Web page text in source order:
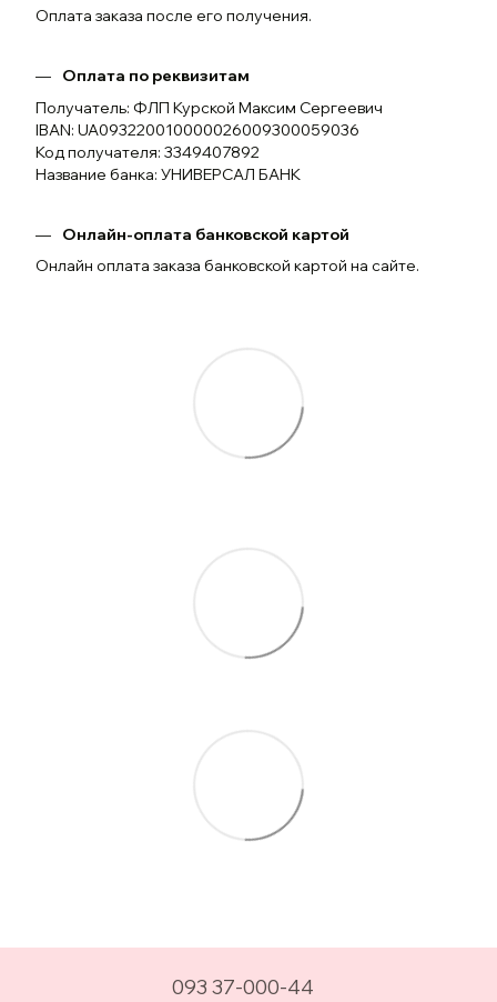
Оплата заказа после его получения.
Оплата по реквизитам
Получатель: ФЛП Курской Максим Сергеевич
IBAN: UA093220010000026009300059036
Код получателя: 3349407892
Название банка: УНИВЕРСАЛ БАНК
Онлайн-оплата банковской картой
Онлайн оплата заказа банковской картой на сайте.
093 37-000-44